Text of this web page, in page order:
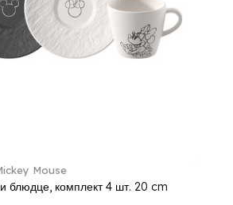
Mouse
блюдце, комплект 4 шт. 20 cm